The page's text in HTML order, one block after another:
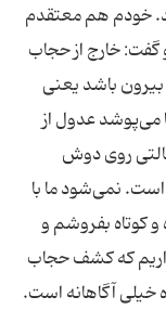
خودم هم معتقدم
خارج از حجاب
باشد یعنی
می‌پوشد عدول از
روی دوش
نمی‌شود ما با
و کوتاه بفروشم و
که کشف حجاب
خیلی آگاهانه است.